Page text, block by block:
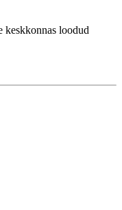
keskkonnas loodud